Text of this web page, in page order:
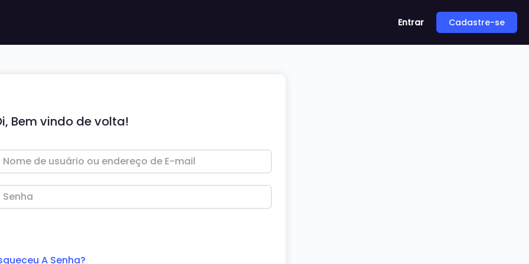
Entrar Cadastre-se
Bem vindo de volta!
A Senha?